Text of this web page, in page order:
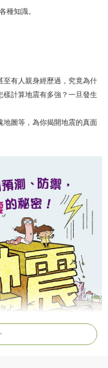
知識。
有人親身經歷過，究竟為什
計算地震有多強？一旦發生
圖等，為你揭開地震的真面